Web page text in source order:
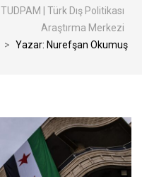
TUDPAM | Türk Dış Politikası
Araştırma Merkezi
> Yazar: Nurefşan Okumuş